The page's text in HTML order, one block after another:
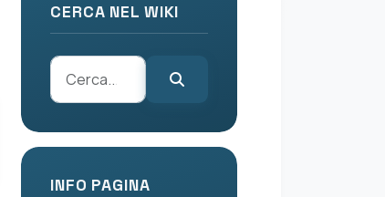
CERCA NEL WIKI
INFO PAGINA